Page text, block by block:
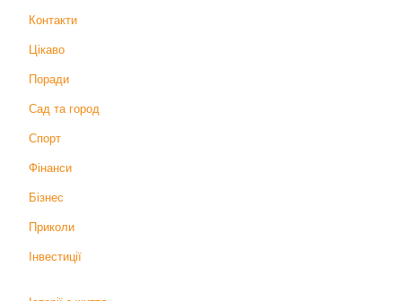
Контакти
Цікаво
Поради
Сад та город
Спорт
Фінанси
Бізнес
Приколи
Інвестиції